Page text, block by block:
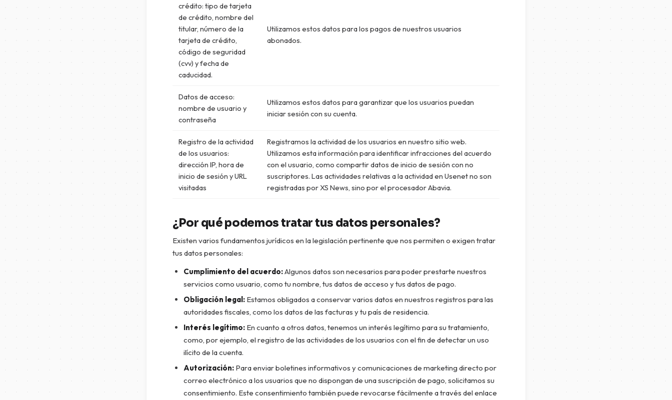
crédito: tipo de tarjeta
de crédito, nombre del
titular, número de la
tarjeta de crédito,
código de seguridad
(cvv) y fecha de
caducidad.
Utilizamos estos datos para los pagos de nuestros usuarios
abonados.
Datos de acceso:
nombre de usuario y
contraseña
Utilizamos estos datos para garantizar que los usuarios puedan
iniciar sesión con su cuenta.
Registro de la actividad
de los usuarios:
dirección IP, hora de
inicio de sesión y URL
visitadas
Registramos la actividad de los usuarios en nuestro sitio web.
Utilizamos esta información para identificar infracciones del acuerdo
con el usuario, como compartir datos de inicio de sesión con no
suscriptores. Las actividades relativas a la actividad en Usenet no son
registradas por XS News, sino por el procesador Abavia.
¿Por qué podemos tratar tus datos personales?
Existen varios fundamentos jurídicos en la legislación pertinente que nos permiten o exigen tratar
tus datos personales:
Cumplimiento del acuerdo:Algunos datos son necesarios para poder prestarte nuestros
servicios como usuario, como tu nombre, tus datos de acceso y tus datos de pago.
Obligación legal: Estamos obligados a conservar varios datos en nuestros registros para las
autoridades fiscales, como los datos de las facturas y tu país de residencia.
Interés legítimo: En cuanto a otros datos, tenemos un interés legítimo para su tratamiento,
como, por ejemplo, el registro de las actividades de los usuarios con el fin de detectar un uso
ilícito de la cuenta.
Autorización: Para enviar boletines informativos y comunicaciones de marketing directo por
correo electrónico a los usuarios que no dispongan de una suscripción de pago, solicitamos su
consentimiento. Este consentimiento también puede revocarse fácilmente a través del enlace